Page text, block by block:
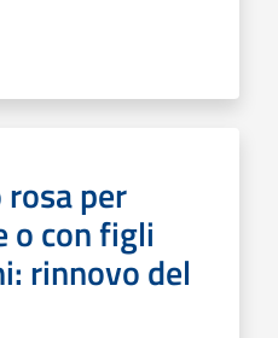
per
o con figli
rinnovo del